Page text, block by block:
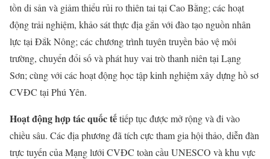
tồn di sản và giảm thiểu rủi ro thiên tai tại Cao Bằng; các hoạt
động trải nghiệm, khảo sát thực địa gắn với đào tạo nguồn nhân
lực tại Đắk Nông; các chương trình tuyên truyền bảo vệ môi
trường, chuyển đổi số và phát huy vai trò thanh niên tại Lạng
Sơn; cùng với các hoạt động học tập kinh nghiệm xây dựng hồ sơ
CVĐC tại Phú Yên.
Hoạt động hợp tác quốc tếtiếp tục được mở rộng và đi vào
chiều sâu. Các địa phương đã tích cực tham gia hội thảo, diễn đàn
trực tuyến của Mạng lưới CVĐC toàn cầu UNESCO và khu vực